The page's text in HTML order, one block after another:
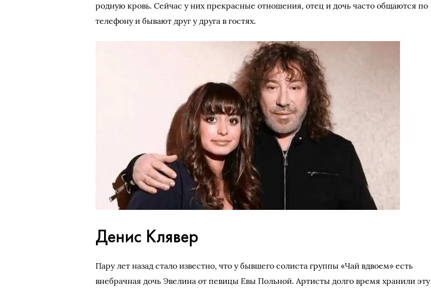
родную кровь. Сейчас у них прекрасные отношения, отец и дочь часто общаются по
телефону и бывают друг у друга в гостях.
Денис Клявер
Пару лет назад стало известно, что у бывшего солиста группы «Чай вдвоем» есть
внебрачная дочь Эвелина от певицы Евы Польной. Артисты долго время хранили эту